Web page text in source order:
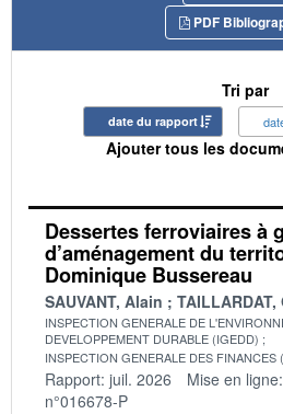
PDF
Tri par
date du rapport
Ajouter tous les
Dessertes ferroviaires à
d’aménagement du
Dominique Bussereau
SAUVANT, Alain
INSPECTION GENERALE DE
DEVELOPPEMENT DURABLE (IGEDD)
INSPECTION GENERALE DES FINANCES
Rapport: juil. 2026 Mise en
n°016678-P